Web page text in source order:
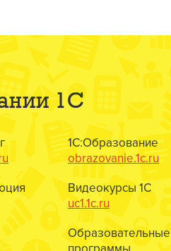
1С
1С:Образование
obrazovanie.1c.ru
Видеокурсы 1С
uc1.1c.ru
Образовательные